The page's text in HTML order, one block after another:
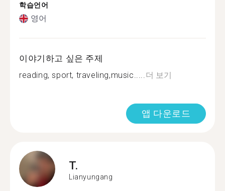
학습언어
영어
이야기하고 싶은 주제
reading, sport, traveling,music.....더 보기
앱 다운로드
T.
Lianyungang